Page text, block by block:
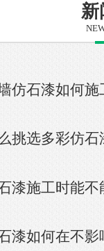
新
仿石漆如何施
挑选多彩仿石
漆施工时能不
漆如何在不